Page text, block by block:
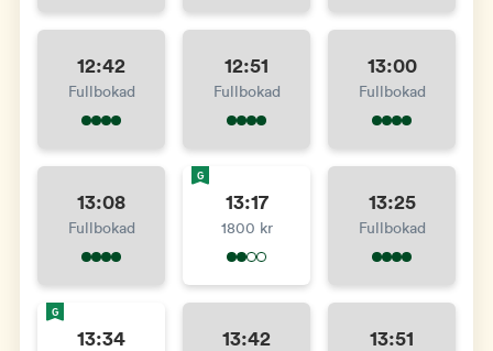
12:42
Fullbokad
12:51
Fullbokad
13:00
Fullbokad
13:08
Fullbokad
G
13:17
1800 kr
13:25
Fullbokad
G
13:34 13:42 13:51